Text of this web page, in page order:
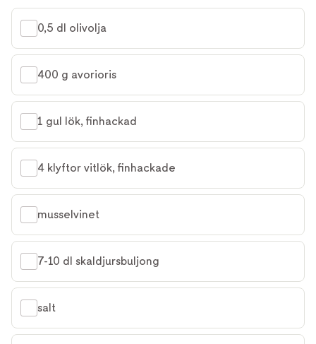
0,5 dl olivolja
400 g avorioris
1 gul lök, finhackad
4 klyftor vitlök, finhackade
musselvinet
7-10 dl skaldjursbuljong
salt